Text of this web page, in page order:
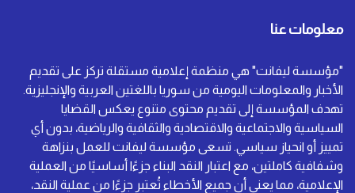
معلومات عنا
"مؤسسة ليفانت" هي منظمة إعلامية مستقلة تركز على تقديم
الأخبار والمعلومات اليومية من سوريا باللغتين العربية والإنجليزية.
تهدف المؤسسة إلى تقديم محتوى متنوع يعكس القضايا
السياسية والاجتماعية والاقتصادية والثقافية والرياضية، بدون أي
تمييز أو انحياز سياسي. تسعى مؤسسة ليفانت للعمل بنزاهة
وشفافية كاملتين، مع اعتبار النقد البناء جزءًا أساسيًا من العملية
الإعلامية، مما يعني أن جميع الأخطاء تُعتبر جزءًا من عملية النقد،